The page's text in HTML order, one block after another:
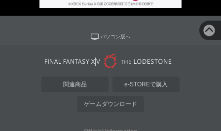
パソコン版へ
関連商品 e-STOREで購入
ゲームダウンロード